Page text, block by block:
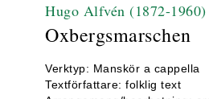
Hugo Alfvén (1872-1960)
Oxbergsmarschen
Verktyp: Manskör a cappella
Textförfattare: folklig text